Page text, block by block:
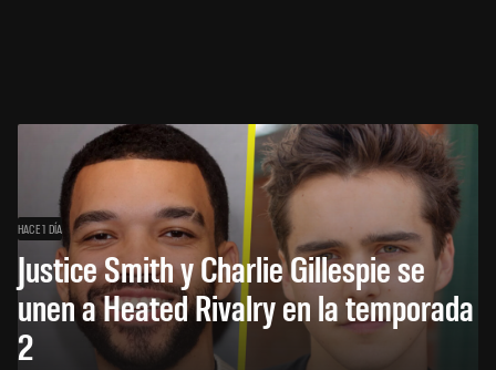
HACE 1 DÍA
Justice Smith y Charlie Gillespie se
unen a Heated Rivalry en la temporada
2